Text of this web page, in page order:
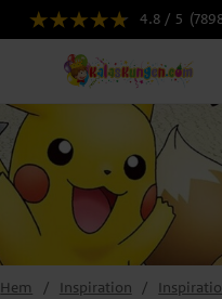
4.8 / 5
Hem Inspiration